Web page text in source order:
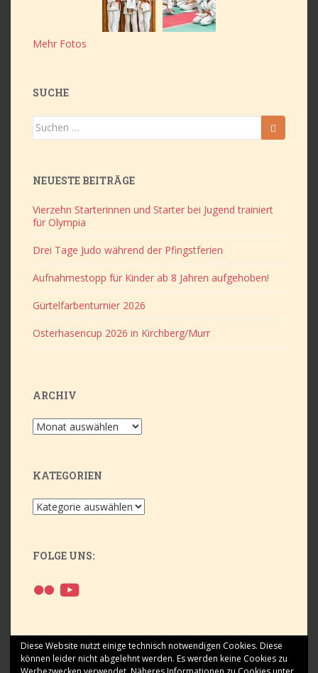
Mehr Fotos
SUCHE
Suchen
nach:
NEUESTE BEITRÄGE
Vierzehn Starterinnen und Starter bei Jugend trainiert
für Olympia
Drei Tage Judo während der Pfingstferien
Aufnahmestopp für Kinder ab 8 Jahren aufgehoben!
Gürtelfarbenturnier 2026
Osterhasencup 2026 in Kirchberg/Murr
ARCHIV
Archiv
KATEGORIEN
Kategorien
FOLGE UNS:
Flickr YouTube
Diese Website nutzt einige technisch notwendigen Cookies. Diese
können leider nicht abgelehnt werden. Es werden keine Cookies zu